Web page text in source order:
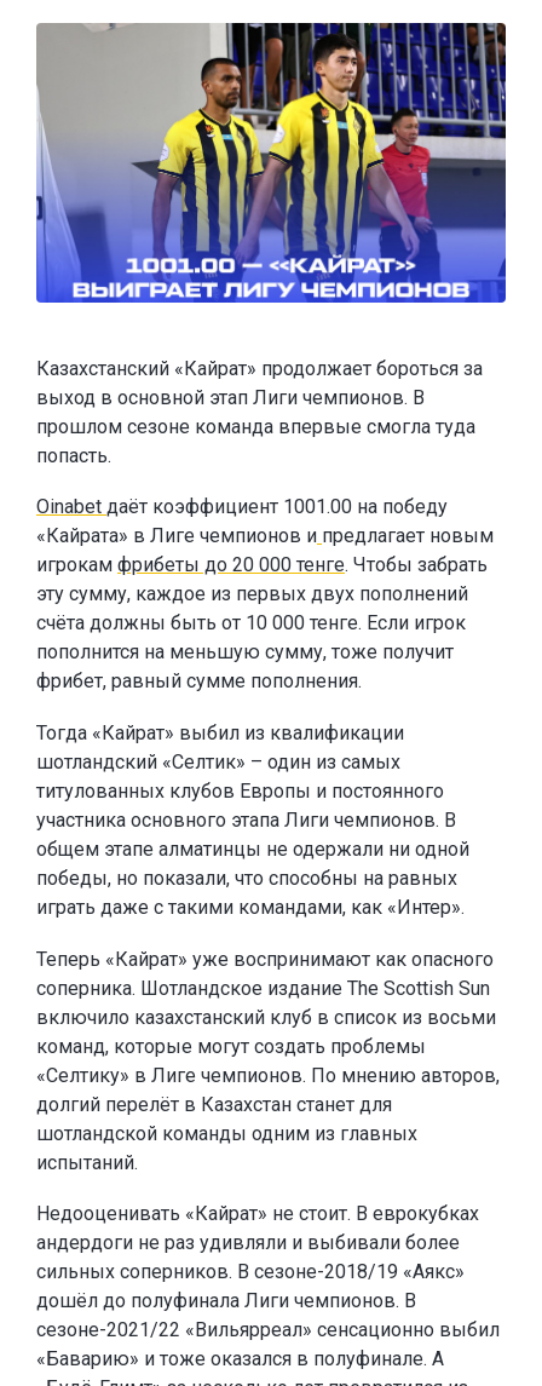
Казахстанский «Кайрат» продолжает бороться за
выход в основной этап Лиги чемпионов. В
прошлом сезоне команда впервые смогла туда
попасть.
Oinabet даёт коэффициент 1001.00 на победу
«Кайрата» в Лиге чемпионов и предлагает новым
игрокам фрибеты до 20 000 тенге. Чтобы забрать
эту сумму, каждое из первых двух пополнений
счёта должны быть от 10 000 тенге. Если игрок
пополнится на меньшую сумму, тоже получит
фрибет, равный сумме пополнения.
Тогда «Кайрат» выбил из квалификации
шотландский «Селтик» – один из самых
титулованных клубов Европы и постоянного
участника основного этапа Лиги чемпионов. В
общем этапе алматинцы не одержали ни одной
победы, но показали, что способны на равных
играть даже с такими командами, как «Интер».
Теперь «Кайрат» уже воспринимают как опасного
соперника. Шотландское издание The Scottish Sun
включило казахстанский клуб в список из восьми
команд, которые могут создать проблемы
«Селтику» в Лиге чемпионов. По мнению авторов,
долгий перелёт в Казахстан станет для
шотландской команды одним из главных
испытаний.
Недооценивать «Кайрат» не стоит. В еврокубках
андердоги не раз удивляли и выбивали более
сильных соперников. В сезоне-2018/19 «Аякс»
дошёл до полуфинала Лиги чемпионов. В
сезоне-2021/22 «Вильярреал» сенсационно выбил
«Баварию» и тоже оказался в полуфинале. А